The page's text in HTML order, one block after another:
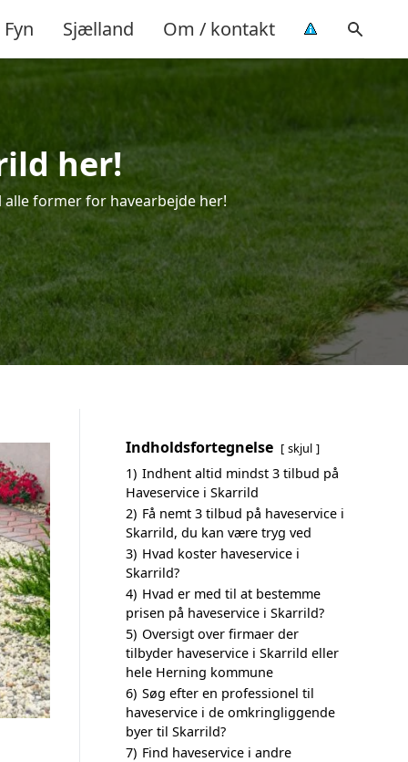
Fyn Sjælland Om / kontakt
her!
former for havearbejde her!
Indholdsfortegnelse skjul
1) Indhent altid mindst 3 tilbud på
Haveservice i Skarrild
2) Få nemt 3 tilbud på haveservice i
Skarrild, du kan være tryg ved
3) Hvad koster haveservice i
Skarrild?
4) Hvad er med til at bestemme
prisen på haveservice i Skarrild?
5) Oversigt over firmaer der
tilbyder haveservice i Skarrild eller
hele Herning kommune
6) Søg efter en professionel til
haveservice i de omkringliggende
byer til Skarrild?
7) Find haveservice i andre